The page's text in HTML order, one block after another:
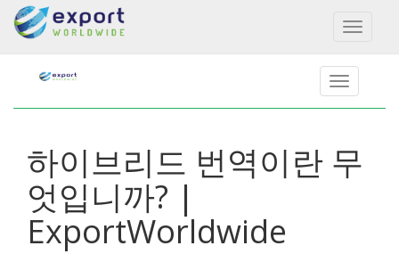
Toggle
하이브리드 번역이란 무
엇입니까? |
ExportWorldwide